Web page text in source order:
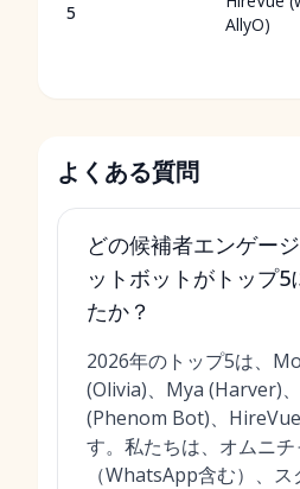
5
AllyO)
よくある質問
どの候補者エンゲー
ットボットがトップ5
たか？
2026年のトップ5は、
(Olivia)、Mya (Harver)
(Phenom Bot)、
す。私たちは、オムニ
（WhatsApp含む）、